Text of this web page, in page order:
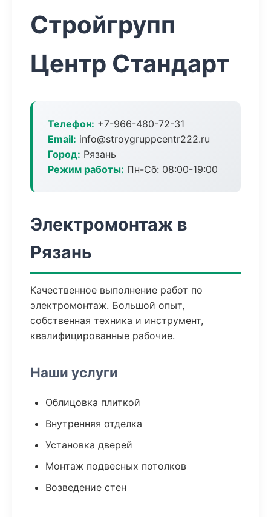
Стройгрупп
Центр Стандарт
Телефон: +7-966-480-72-31
Email: info@stroygruppcentr222.ru
Город: Рязань
Режим работы: Пн-Сб: 08:00-19:00
Электромонтаж в
Рязань
Качественное выполнение работ по
электромонтаж. Большой опыт,
собственная техника и инструмент,
квалифицированные рабочие.
Наши услуги
Облицовка плиткой
Внутренняя отделка
Установка дверей
Монтаж подвесных потолков
Возведение стен